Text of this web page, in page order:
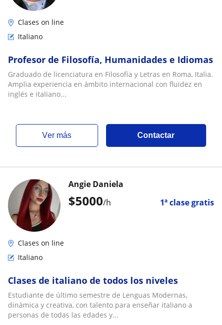
Clases on line
Italiano
Profesor de Filosofía, Humanidades e Idiomas
Graduado de licenciatura en Filosofía y Letras en Roma, Italia.
Amplia experiencia en ámbito internacional con fluidez en
inglés e italiano...
ver más Contactar
$5000/h 1ª clase gratis
Angie Daniela
Clases on line
Italiano
Clases de italiano de todos los niveles
Estudiante de último semestre de Lenguas Modernas,
dinámica y creativa, con talento para enseñar italiano a
personas de todas las edades y...